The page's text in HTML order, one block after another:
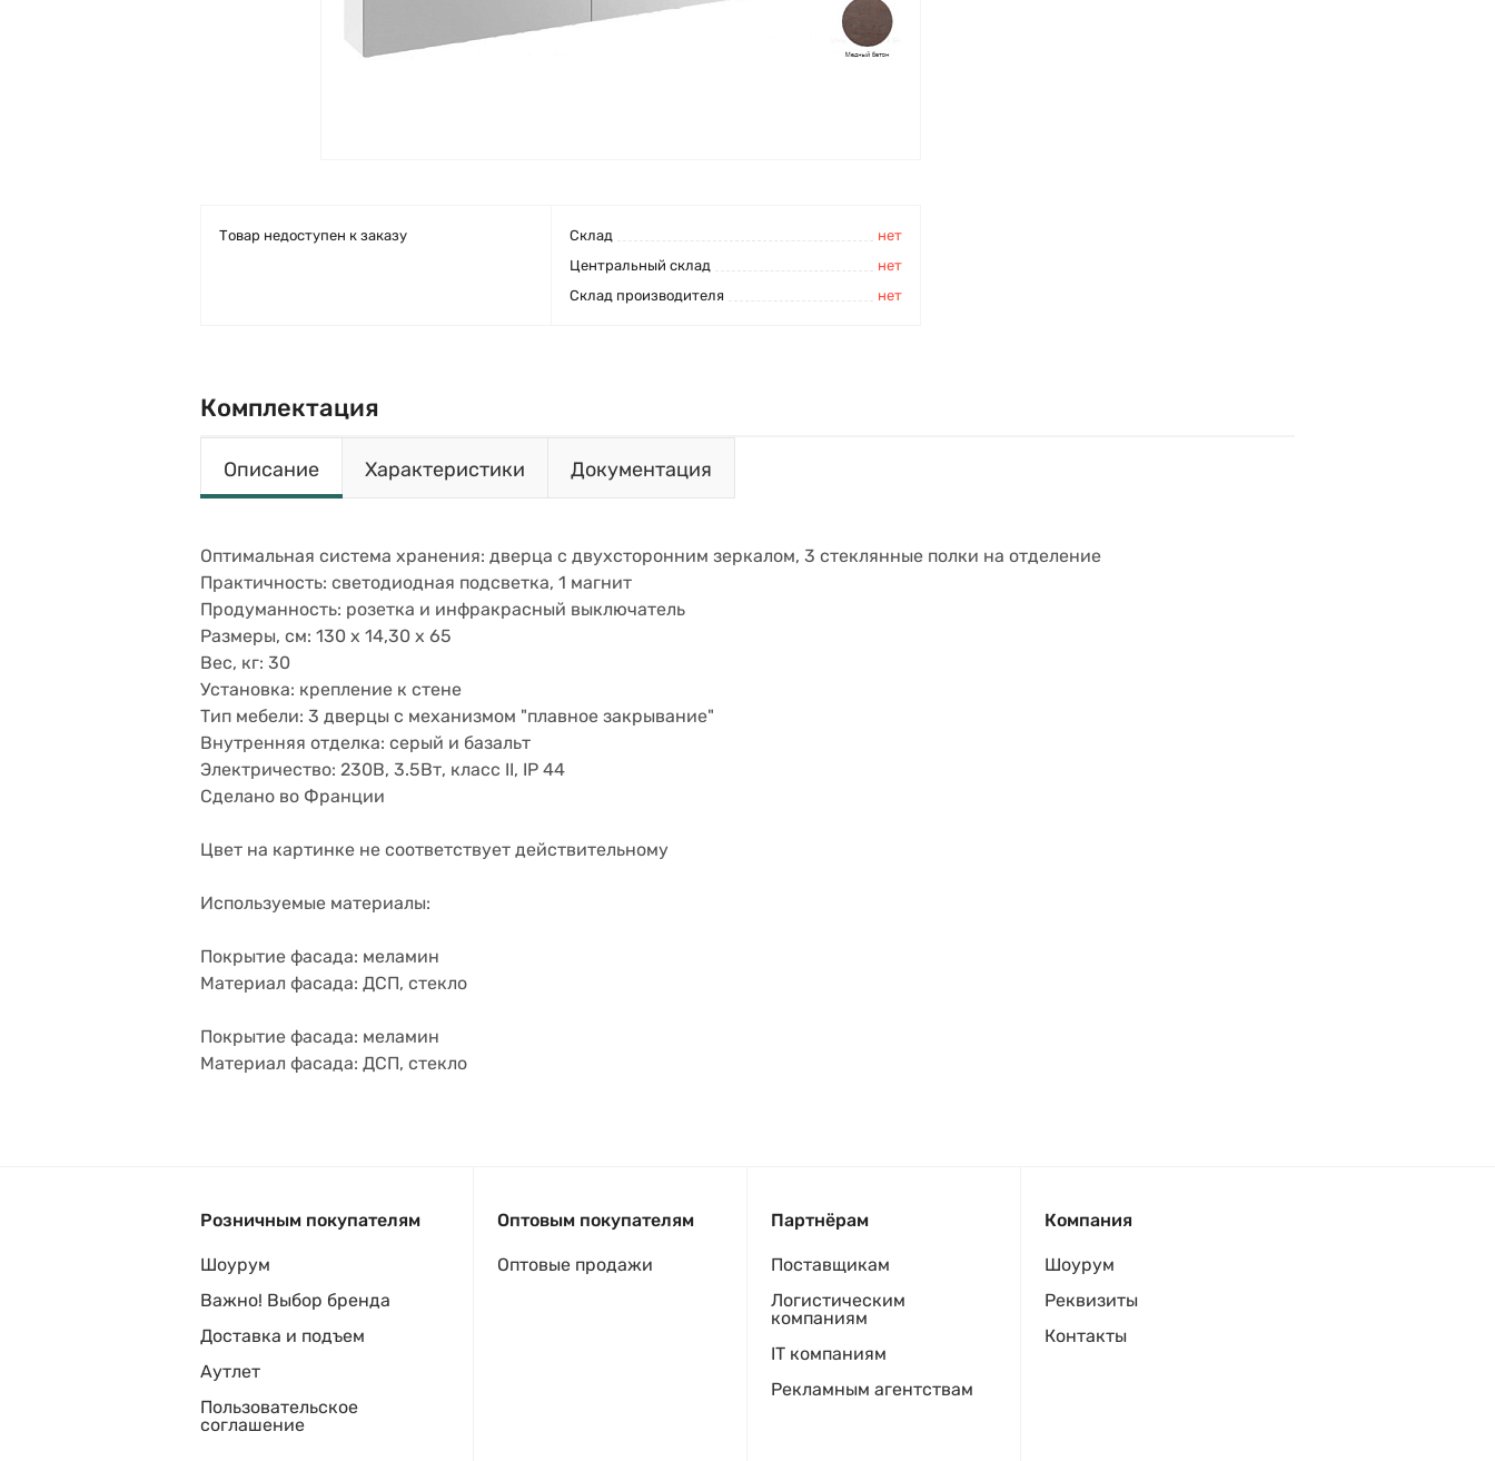
Товар недоступен к заказу Cклад
нет
Центральный склад
нет
Склад производителя
нет
Комплектация
Описание Характеристики Документация
Оптимальная система хранения: дверца с двухсторонним зеркалом, 3 стеклянные полки на отделение
Практичность: светодиодная подсветка, 1 магнит
Продуманность: розетка и инфракрасный выключатель
Размеры, см: 130 x 14,30 x 65
Вес, кг: 30
Установка: крепление к стене
Тип мебели: 3 дверцы с механизмом "плавное закрывание"
Внутренняя отделка: серый и базальт
Электричество: 230В, 3.5Вт, класс II, IP 44
Сделано во Франции
Цвет на картинке не соответствует действительному
Используемые материалы:
Покрытие фасада: меламин
Материал фасада: ДСП, стекло
Покрытие фасада: меламин
Материал фасада: ДСП, стекло
Розничным покупателям
Шоурум
Важно! Выбор бренда
Доставка и подъем
Аутлет
Пользовательское
соглашение
Оптовым покупателям
Оптовые продажи
Партнёрам
Поставщикам
Логистическим
компаниям
IT компаниям
Рекламным агентствам
Компания
Шоурум
Реквизиты
Контакты